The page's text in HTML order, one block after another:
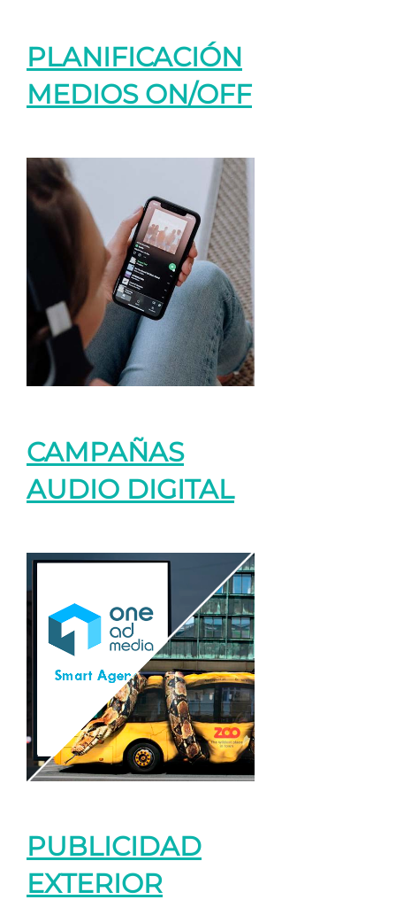
PLANIFICACIÓN
MEDIOS ON/OFF
CAMPAÑAS
AUDIO DIGITAL
PUBLICIDAD
EXTERIOR